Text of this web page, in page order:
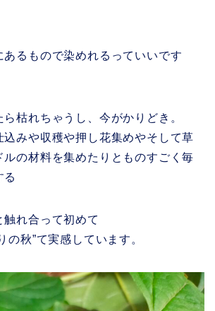
あるもので染めれるっていいです
枯れちゃうし、今がかりどき。
込みや収穫や押し花集めやそして草
ルの材料を集めたりとものすごく毎
る
れ合って初めて
の秋”て実感しています。